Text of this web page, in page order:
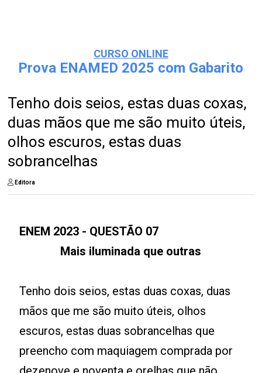
CURSO ONLINE
Prova ENAMED 2025 com Gabarito
Tenho dois seios, estas duas coxas,
duas mãos que me são muito úteis,
olhos escuros, estas duas
sobrancelhas
Editora
ENEM 2023 - QUESTÃO 07
Mais iluminada que outras
Tenho dois seios, estas duas coxas, duas
mãos que me são muito úteis, olhos
escuros, estas duas sobrancelhas que
preencho com maquiagem comprada por